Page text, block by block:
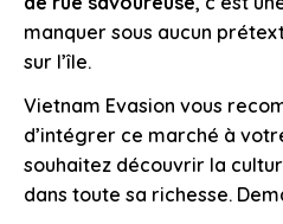
manquer sous aucun
sur l’île.
Vietnam Evasion vous
d’intégrer ce marché à
souhaitez découvrir la
dans toute sa richesse.